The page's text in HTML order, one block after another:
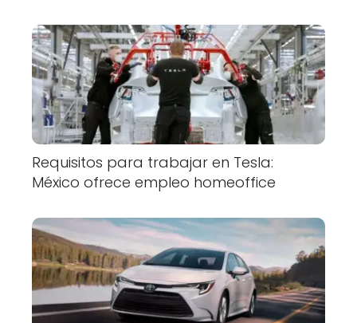
Requisitos para trabajar en Tesla:
México ofrece empleo homeoffice